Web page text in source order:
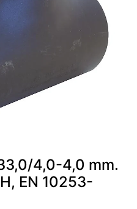
4,0-4,0 mm.
EN 10253-